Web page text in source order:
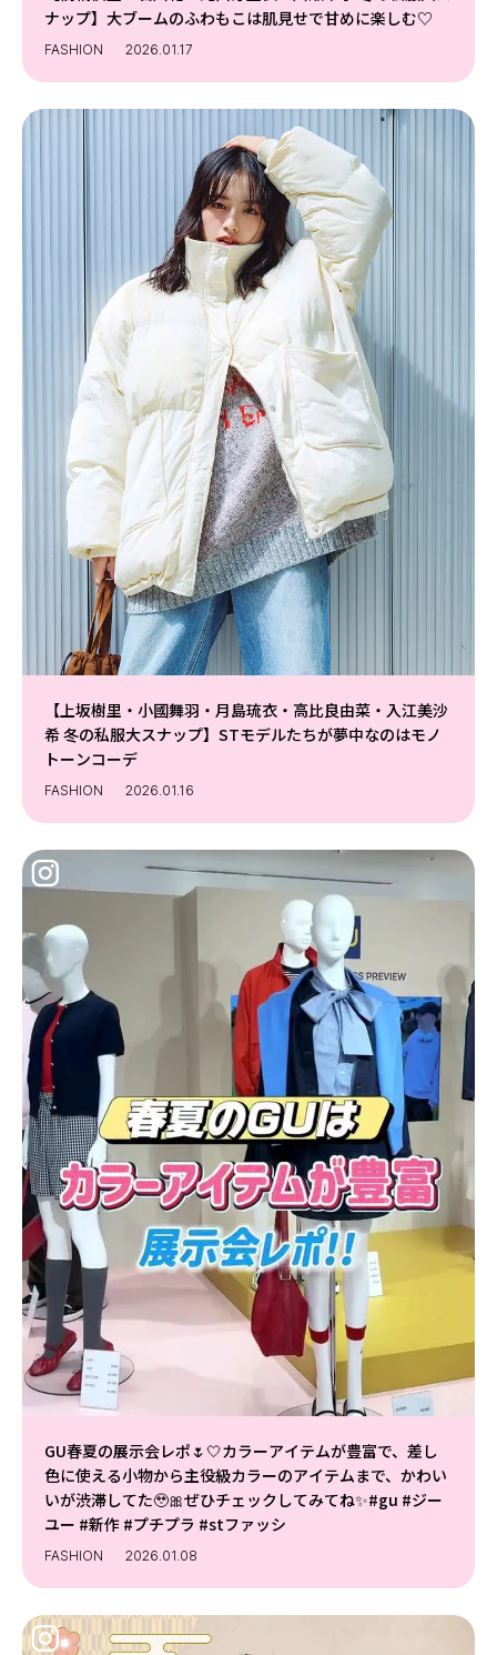
ナップ】大ブームのふわもこは肌見せで甘めに楽しむ♡
FASHION 2026.01.17
【上坂樹里・小國舞羽・月島琉衣・高比良由菜・入江美沙
希 冬の私服大スナップ】STモデルたちが夢中なのはモノ
トーンコーデ
FASHION 2026.01.16
GU春夏の展示会レポ🌷🤍カラーアイテムが豊富で、差し
色に使える小物から主役級カラーのアイテムまで、かわい
いが渋滞してた🥹🎀ぜひチェックしてみてね✨#gu #ジー
ユー #新作 #プチプラ #stファッシ
FASHION 2026.01.08